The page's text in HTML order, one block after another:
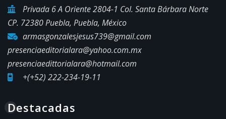
Privada 6 A Oriente 2804-1 Col. Santa Bárbara Norte
CP. 72380 Puebla, Puebla, México
armasgonzalesjesus739@gmail.com
presenciaeditorialara@yahoo.com.mx
presenciaedittorialara@hotmail.com
+(+52) 222-234-19-11
Destacadas